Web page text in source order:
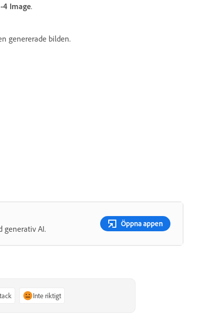
4 Image.
genererade bilden.
generativ AI.
Öppna appen
Inte riktigt